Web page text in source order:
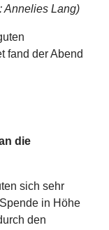
Annelies Lang)
fand der Abend
die
sich sehr
in Höhe
den